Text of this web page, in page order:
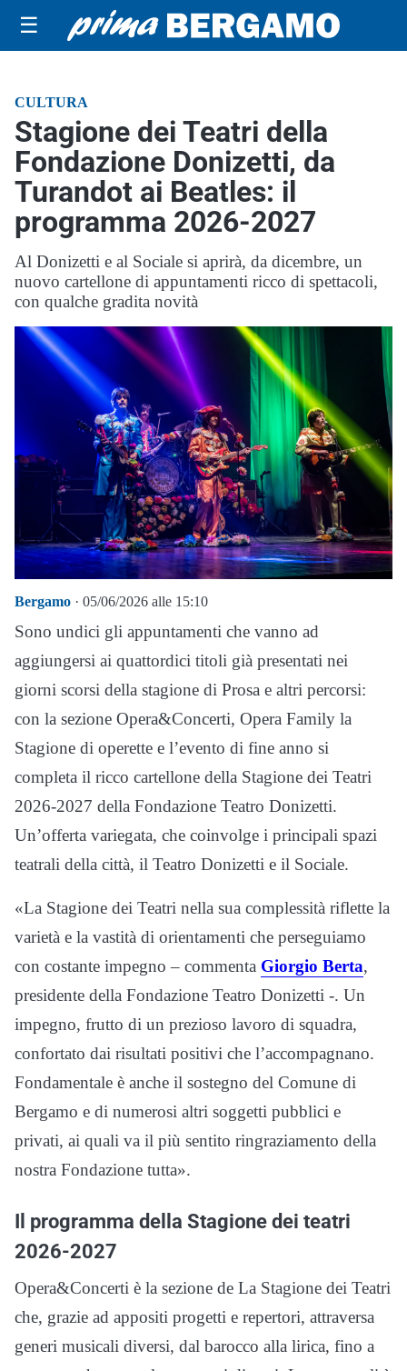
☰
CULTURA
Stagione dei Teatri della
Fondazione Donizetti, da
Turandot ai Beatles: il
programma 2026-2027
Al Donizetti e al Sociale si aprirà, da dicembre, un
nuovo cartellone di appuntamenti ricco di spettacoli,
con qualche gradita novità
Bergamo · 05/06/2026 alle 15:10
Sono undici gli appuntamenti che vanno ad
aggiungersi ai quattordici titoli già presentati nei
giorni scorsi della stagione di Prosa e altri percorsi:
con la sezione Opera&Concerti, Opera Family la
Stagione di operette e l’evento di fine anno si
completa il ricco cartellone della Stagione dei Teatri
2026-2027 della Fondazione Teatro Donizetti.
Un’offerta variegata, che coinvolge i principali spazi
teatrali della città, il Teatro Donizetti e il Sociale.
«La Stagione dei Teatri nella sua complessità riflette la
varietà e la vastità di orientamenti che perseguiamo
con costante impegno – commenta Giorgio Berta,
presidente della Fondazione Teatro Donizetti -. Un
impegno, frutto di un prezioso lavoro di squadra,
confortato dai risultati positivi che l’accompagnano.
Fondamentale è anche il sostegno del Comune di
Bergamo e di numerosi altri soggetti pubblici e
privati, ai quali va il più sentito ringraziamento della
nostra Fondazione tutta».
Il programma della Stagione dei teatri
2026-2027
Opera&Concerti è la sezione de La Stagione dei Teatri
che, grazie ad appositi progetti e repertori, attraversa
generi musicali diversi, dal barocco alla lirica, fino a